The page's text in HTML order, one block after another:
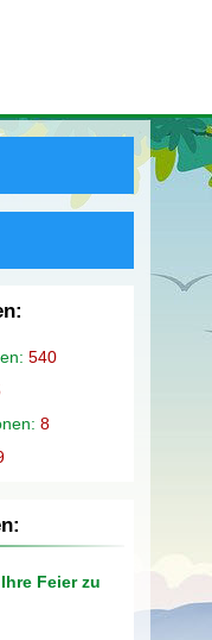
540
8
Feier zu